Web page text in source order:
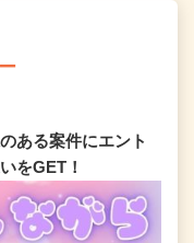
ある案件にエント
をGET！